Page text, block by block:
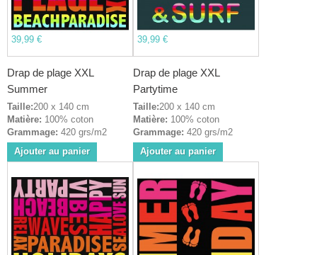
39,99 €
Drap de plage XXL
Summer
Taille:200 x 140 cm
Matière: 100% coton
Grammage: 420 grs/m2
Ajouter au panier
39,99 €
Drap de plage XXL
Partytime
Taille:200 x 140 cm
Matière: 100% coton
Grammage: 420 grs/m2
Ajouter au panier